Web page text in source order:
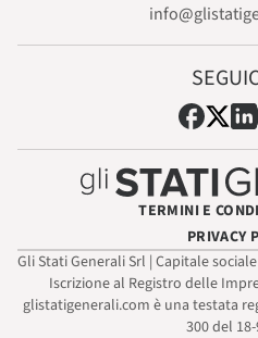
TERMINI E
PRIVACY
Gli Stati Generali Srl | Capitale
Iscrizione al Registro delle
glistatigenerali.com è una testata
300 del